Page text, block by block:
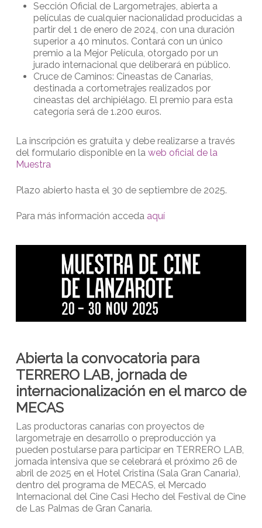
Sección Oficial de Largometrajes, abierta a
películas de cualquier nacionalidad producidas a
partir del 1 de enero de 2024, con una duración
superior a 40 minutos. Contará con un único
premio a la Mejor Película, otorgado por un
jurado internacional que deliberará en público.
Cruce de Caminos: Cineastas de Canarias,
destinada a cortometrajes realizados por
cineastas del archipiélago. El premio para esta
categoría será de 1.200 euros.
La inscripción es gratuita y debe realizarse a través
del formulario disponible en la web oficial de la
Muestra
Plazo abierto hasta el 30 de septiembre de 2025.
Para más información acceda aquí
Abierta la convocatoria para
TERRERO LAB, jornada de
internacionalización en el marco de
MECAS
Las productoras canarias con proyectos de
largometraje en desarrollo o preproducción ya
pueden postularse para participar en TERRERO LAB,
jornada intensiva que se celebrará el próximo 26 de
abril de 2025 en el Hotel Cristina (Sala Gran Canaria),
dentro del programa de MECAS, el Mercado
Internacional del Cine Casi Hecho del Festival de Cine
de Las Palmas de Gran Canaria.